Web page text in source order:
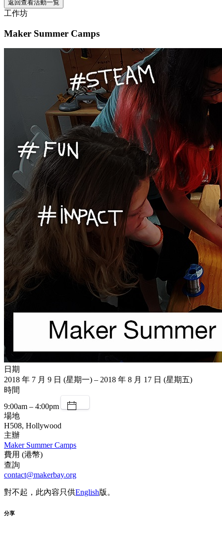
返回查看活動一覧
工作坊
Maker Summer Camps
日期
2018 年 7 月 9 日 (星期一) – 2018 年 8 月 17 日 (星期五)
時間
9:00am – 4:00pm
場地
H508, Hollywood
主辦
Maker Summer Camps
費用 (港幣)
查詢
contact@makerbay.org
對不起，此內容只供English版。
分享